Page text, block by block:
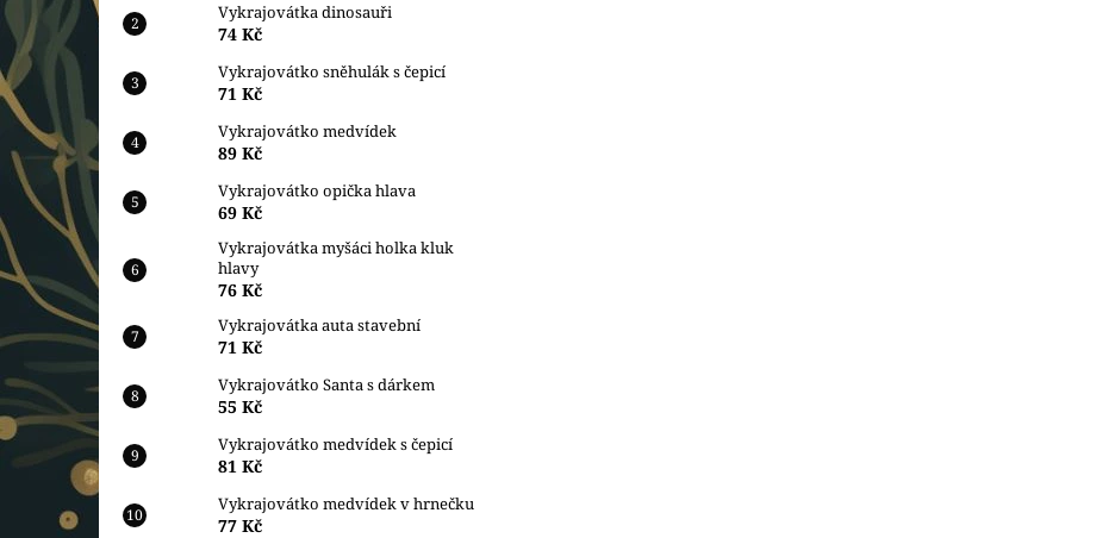
Vykrajovátka dinosauři
74 Kč
Vykrajovátko sněhulák s čepicí
71 Kč
Vykrajovátko medvídek
89 Kč
Vykrajovátko opička hlava
69 Kč
Vykrajovátka myšáci holka kluk
hlavy
76 Kč
Vykrajovátka auta stavební
71 Kč
Vykrajovátko Santa s dárkem
55 Kč
Vykrajovátko medvídek s čepicí
81 Kč
Vykrajovátko medvídek v hrnečku
77 Kč